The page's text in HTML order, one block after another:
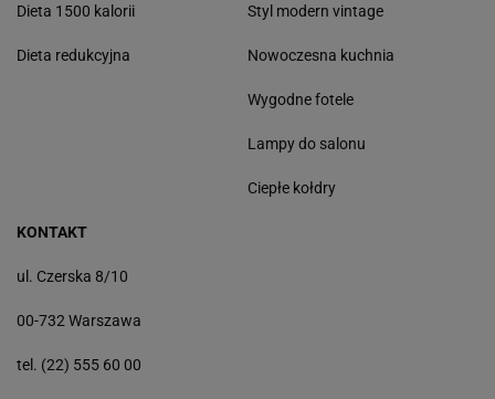
Dieta 1500 kalorii
Dieta redukcyjna
Styl modern vintage
Nowoczesna kuchnia
Wygodne fotele
Lampy do salonu
Ciepłe kołdry
KONTAKT
ul. Czerska 8/10
00-732 Warszawa
tel. (22) 555 60 00